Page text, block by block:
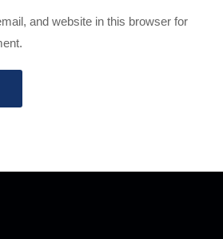
and website in this browser for